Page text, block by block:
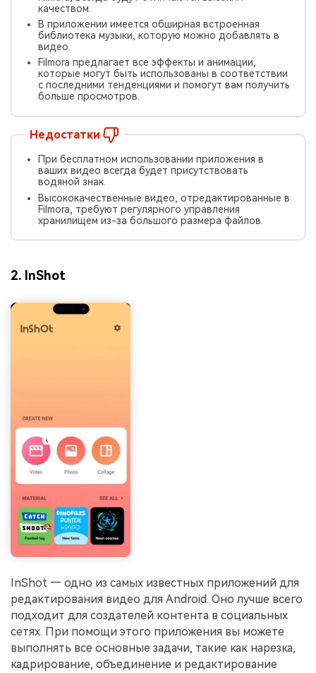
качеством.
В приложении имеется обширная встроенная
библиотека музыки, которую можно добавлять в
видео.
Filmora предлагает все эффекты и анимации,
которые могут быть использованы в соответствии
с последними тенденциями и помогут вам получить
больше просмотров.
Недостатки
При бесплатном использовании приложения в
ваших видео всегда будет присутствовать
водяной знак.
Высококачественные видео, отредактированные в
Filmora, требуют регулярного управления
хранилищем из-за большого размера файлов.
2. InShot
InShot — одно из самых известных приложений для
редактирования видео для Android. Оно лучше всего
подходит для создателей контента в социальных
сетях. При помощи этого приложения вы можете
выполнять все основные задачи, такие как нарезка,
кадрирование, объединение и редактирование